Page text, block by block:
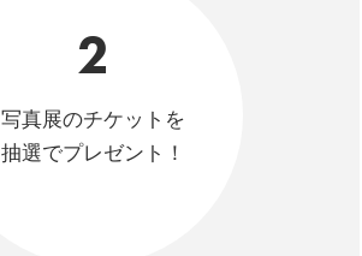
2
写真展のチケットを
抽選でプレゼント！